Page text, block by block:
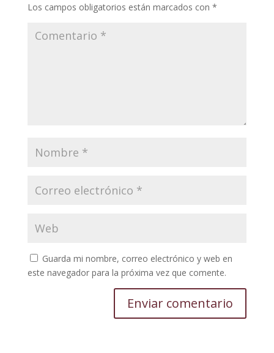
Los campos obligatorios están marcados con *
Guarda mi nombre, correo electrónico y web en
este navegador para la próxima vez que comente.